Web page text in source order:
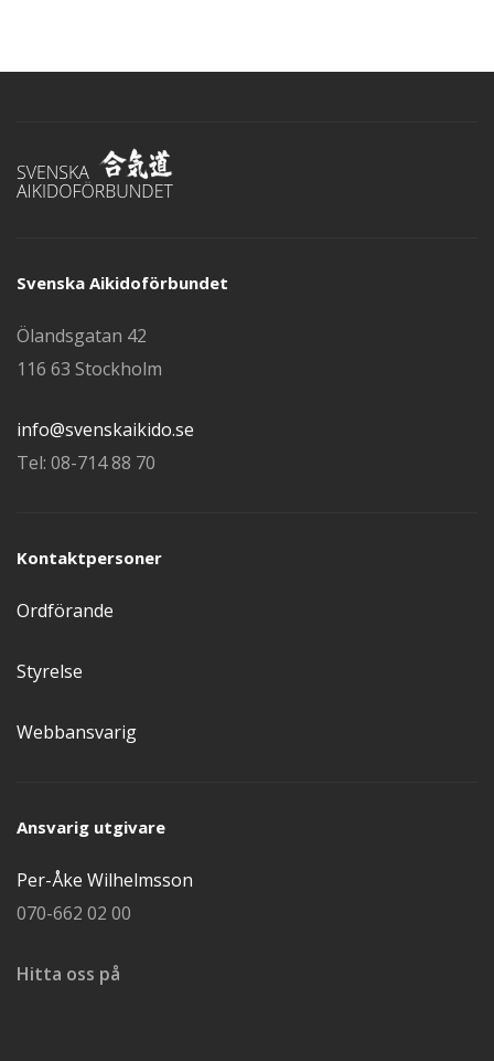
Svenska Aikidoförbundet
Ölandsgatan 42
116 63 Stockholm
info@svenskaikido.se
Tel: 08-714 88 70
Kontaktpersoner
Ordförande
Styrelse
Webbansvarig
Ansvarig utgivare
Per-Åke Wilhelmsson
070-662 02 00
Hitta oss på